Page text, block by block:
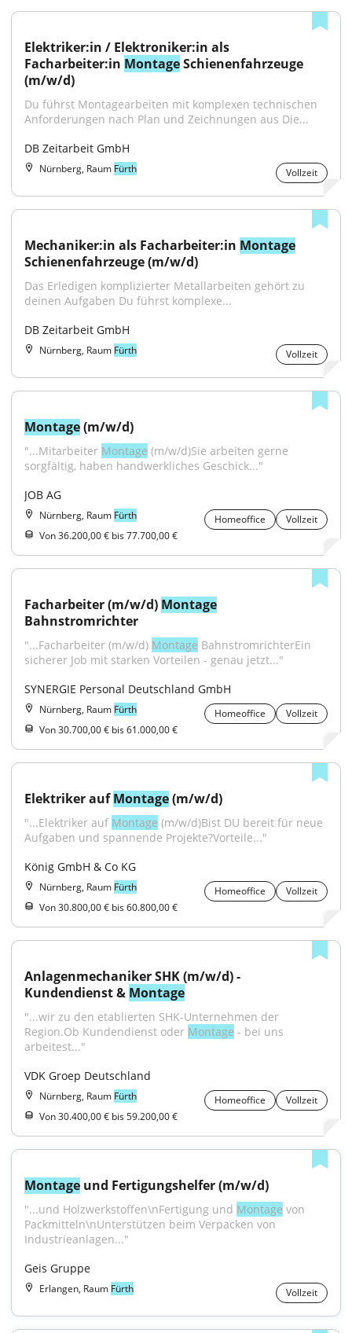
Elektriker:in / Elektroniker:in als
Facharbeiter:in Montage Schienenfahrzeuge
(m/w/d)
Du führst Montagearbeiten mit komplexen technischen
Anforderungen nach Plan und Zeichnungen aus Die...
DB Zeitarbeit GmbH
Nürnberg, Raum Fürth Vollzeit
Mechaniker:in als Facharbeiter:in Montage
Schienenfahrzeuge (m/w/d)
Das Erledigen komplizierter Metallarbeiten gehört zu
deinen Aufgaben Du führst komplexe...
DB Zeitarbeit GmbH
Nürnberg, Raum Fürth Vollzeit
Montage (m/w/d)
"...Mitarbeiter Montage (m/w/d)Sie arbeiten gerne
sorgfältig, haben handwerkliches Geschick..."
JOB AG
Nürnberg, Raum Fürth Homeoffice
Vollzeit
Von 36.200,00 € bis 77.700,00 €
Facharbeiter (m/w/d) Montage
Bahnstromrichter
"...Facharbeiter (m/w/d) Montage BahnstromrichterEin
sicherer Job mit starken Vorteilen - genau jetzt..."
SYNERGIE Personal Deutschland GmbH
Nürnberg, Raum Fürth Homeoffice
Vollzeit
Von 30.700,00 € bis 61.000,00 €
Elektriker auf Montage (m/w/d)
"...Elektriker auf Montage (m/w/d)Bist DU bereit für neue
Aufgaben und spannende Projekte?Vorteile..."
König GmbH & Co KG
Nürnberg, Raum Fürth Homeoffice
Vollzeit
Von 30.800,00 € bis 60.800,00 €
Anlagenmechaniker SHK (m/w/d) -
Kundendienst & Montage
"...wir zu den etablierten SHK-Unternehmen der
Region.Ob Kundendienst oder Montage - bei uns
arbeitest..."
VDK Groep Deutschland
Nürnberg, Raum Fürth Homeoffice
Vollzeit
Von 30.400,00 € bis 59.200,00 €
Montage und Fertigungshelfer (m/w/d)
"...und Holzwerkstoffen\nFertigung und Montage von
Packmitteln\nUnterstützen beim Verpacken von
Industrieanlagen..."
Geis Gruppe
Erlangen, Raum Fürth Vollzeit